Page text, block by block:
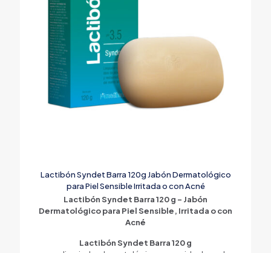
Lactibón Syndet Barra 120g Jabón Dermatológico
para Piel Sensible Irritada o con Acné
Lactibón Syndet Barra 120 g – Jabón
Dermatológico para Piel Sensible, Irritada o con
Acné
Lactibón Syndet Barra 120 g